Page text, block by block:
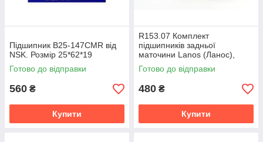
Підшипник B25-147CMR від
NSK. Розмір 25*62*19
Готово до відправки
560 ₴
Купити
R153.07 Комплект
підшипників задньої
маточини Lanos (Ланос),
Sens (Сенс), Nexia, Nubira від
SNR (Франція)
Готово до відправки
480 ₴
Купити